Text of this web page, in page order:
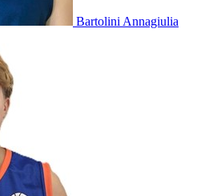
Bartolini Annagiulia